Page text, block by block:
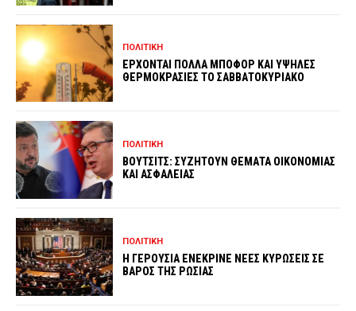
ΠΟΛΙΤΙΚΗ
ΕΡΧΟΝΤΑΙ ΠΟΛΛΑ ΜΠΟΦΟΡ ΚΑΙ ΥΨΗΛΕΣ
ΘΕΡΜΟΚΡΑΣΙΕΣ ΤΟ ΣΑΒΒΑΤΟΚΥΡΙΑΚΟ
ΠΟΛΙΤΙΚΗ
ΒΟΥΤΣΙΤΣ: ΣΥΖΗΤΟΥΝ ΘΕΜΑΤΑ ΟΙΚΟΝΟΜΙΑΣ
ΚΑΙ ΑΣΦΑΛΕΙΑΣ
ΠΟΛΙΤΙΚΗ
Η ΓΕΡΟΥΣΙΑ ΕΝΕΚΡΙΝΕ ΝΕΕΣ ΚΥΡΩΣΕΙΣ ΣΕ
ΒΑΡΟΣ ΤΗΣ ΡΩΣΙΑΣ